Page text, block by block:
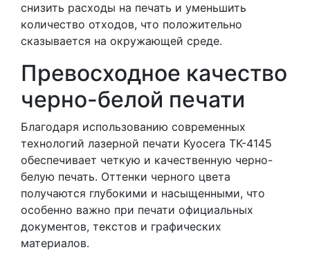
снизить расходы на печать и уменьшить
количество отходов, что положительно
сказывается на окружающей среде.
Превосходное качество
черно-белой печати
Благодаря использованию современных
технологий лазерной печати Kyocera TK-4145
обеспечивает четкую и качественную черно-
белую печать. Оттенки черного цвета
получаются глубокими и насыщенными, что
особенно важно при печати официальных
документов, текстов и графических
материалов.